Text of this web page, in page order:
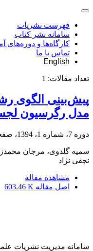
فهرست نشریات
سامانه نشر کتاب
کارگاه‌ها و
تماس با ما
English
تعداد مقالات: 1
پیش‌بینی الگوی
مدل رگرسیون
دوره 7، شماره 1، 1394، صفحه
سمیه گلدوی، مرجان
نجفی نژاد
مشاهده مقاله
اصل مقاله 603.46 K
سامانه مدیریت نشریات